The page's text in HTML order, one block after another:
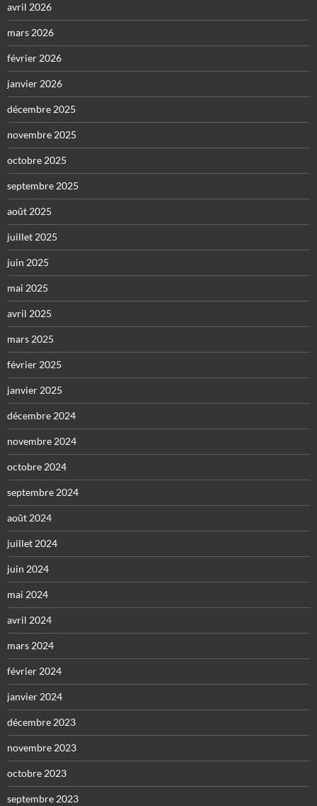
avril 2026
mars 2026
février 2026
janvier 2026
décembre 2025
novembre 2025
octobre 2025
septembre 2025
août 2025
juillet 2025
juin 2025
mai 2025
avril 2025
mars 2025
février 2025
janvier 2025
décembre 2024
novembre 2024
octobre 2024
septembre 2024
août 2024
juillet 2024
juin 2024
mai 2024
avril 2024
mars 2024
février 2024
janvier 2024
décembre 2023
novembre 2023
octobre 2023
septembre 2023